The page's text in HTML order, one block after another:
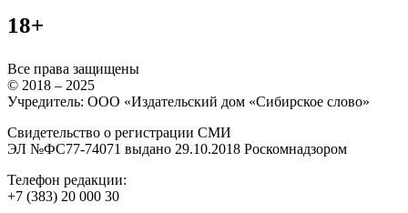
18+
Все права защищены
© 2018 – 2025
Учредитель: ООО «Издательский дом «Сибирское слово»
Свидетельство о регистрации СМИ
ЭЛ №ФС77-74071 выдано 29.10.2018 Роскомнадзором
Телефон редакции:
+7 (383) 20 000 30